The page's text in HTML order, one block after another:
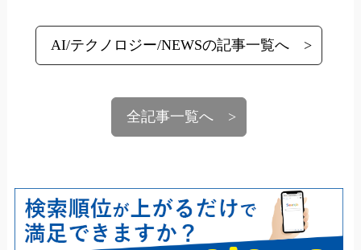
AI/テクノロジー/NEWSの記事一覧へ
全記事一覧へ